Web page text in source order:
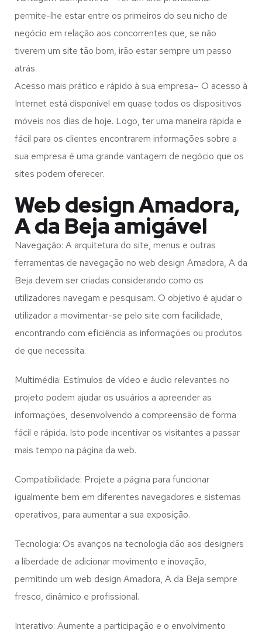
permite-lhe estar entre os primeiros do seu nicho de
negócio em relação aos concorrentes que, se não
tiverem um site tão bom, irão estar sempre um passo
atrás.
Acesso mais prático e rápido à sua empresa– O acesso à
Internet está disponível em quase todos os dispositivos
móveis nos dias de hoje. Logo, ter uma maneira rápida e
fácil para os clientes encontrarem informações sobre a
sua empresa é uma grande vantagem de negócio que os
sites podem oferecer.
Web design Amadora,
A da Beja amigável
Navegação: A arquitetura do site, menus e outras
ferramentas de navegação no web design Amadora, A da
Beja devem ser criadas considerando como os
utilizadores navegam e pesquisam. O objetivo é ajudar o
utilizador a movimentar-se pelo site com facilidade,
encontrando com eficiência as informações ou produtos
de que necessita.
Multimédia: Estímulos de vídeo e áudio relevantes no
projeto podem ajudar os usuários a apreender as
informações, desenvolvendo a compreensão de forma
fácil e rápida. Isto pode incentivar os visitantes a passar
mais tempo na página da web.
Compatibilidade: Projete a página para funcionar
igualmente bem em diferentes navegadores e sistemas
operativos, para aumentar a sua exposição.
Tecnologia: Os avanços na tecnologia dão aos designers
a liberdade de adicionar movimento e inovação,
permitindo um web design Amadora, A da Beja sempre
fresco, dinâmico e profissional.
Interativo: Aumente a participação e o envolvimento